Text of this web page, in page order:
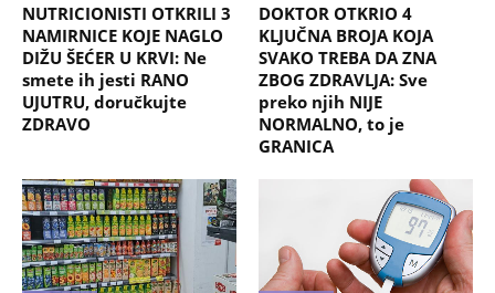
NUTRICIONISTI OTKRILI 3
NAMIRNICE KOJE NAGLO
DIŽU ŠEĆER U KRVI: Ne
smete ih jesti RANO
UJUTRU, doručkujte
ZDRAVO
DOKTOR OTKRIO 4
KLJUČNA BROJA KOJA
SVAKO TREBA DA ZNA
ZBOG ZDRAVLJA: Sve
preko njih NIJE
NORMALNO, to je
GRANICA